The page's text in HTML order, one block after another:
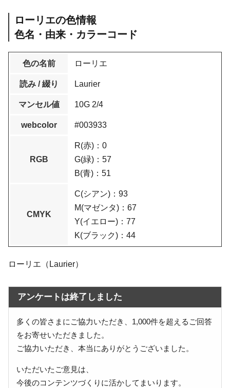
ローリエの色情報
色名・由来・カラーコード
色の名前 ローリエ
読み / 綴り Laurier
マンセル値 10G 2/4
webcolor #003933
RGB
R(赤)：0
G(緑)：57
B(青)：51
CMYK
C(シアン)：93
M(マゼンタ)：67
Y(イエロー)：77
K(ブラック)：44
ローリエ（Laurier）
アンケートは終了しました
多くの皆さまにご協力いただき、1,000件を超えるご回答
をお寄せいただきました。
ご協力いただき、本当にありがとうございました。
いただいたご意見は、
今後のコンテンツづくりに活かしてまいります。